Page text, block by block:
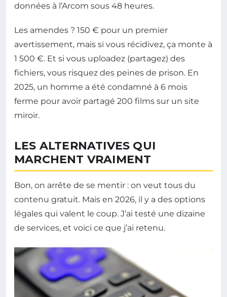
données à l’Arcom sous 48 heures.
Les amendes ? 150 € pour un premier
avertissement, mais si vous récidivez, ça monte à
1 500 €. Et si vous uploadez (partagez) des
fichiers, vous risquez des peines de prison. En
2025, un homme a été condamné à 6 mois
ferme pour avoir partagé 200 films sur un site
miroir.
LES ALTERNATIVES QUI
MARCHENT VRAIMENT
Bon, on arrête de se mentir : on veut tous du
contenu gratuit. Mais en 2026, il y a des options
légales qui valent le coup. J’ai testé une dizaine
de services, et voici ce que j’ai retenu.